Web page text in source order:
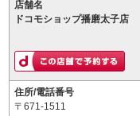
店舗名
ドコモショップ播磨太子店
住所/電話番号
〒671-1511